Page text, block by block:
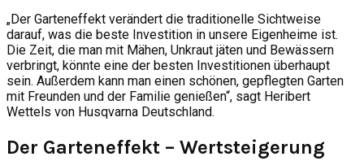
„Der Garteneffekt verändert die traditionelle Sichtweise
darauf, was die beste Investition in unsere Eigenheime ist.
Die Zeit, die man mit Mähen, Unkraut jäten und Bewässern
verbringt, könnte eine der besten Investitionen überhaupt
sein. Außerdem kann man einen schönen, gepflegten Garten
mit Freunden und der Familie genießen“, sagt Heribert
Wettels von Husqvarna Deutschland.
Der Garteneffekt – Wertsteigerung